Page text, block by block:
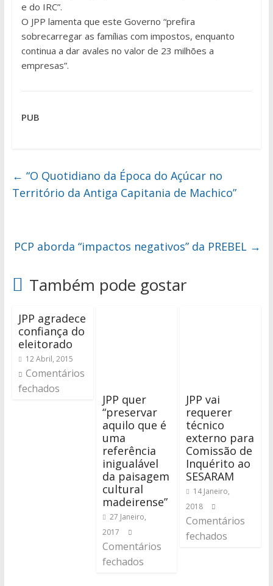
e do IRC”.
O JPP lamenta que este Governo “prefira
sobrecarregar as famílias com impostos, enquanto
continua a dar avales no valor de 23 milhões a
empresas”.
PUB
← “O Quotidiano da Época do Açúcar no
Território da Antiga Capitania de Machico”
PCP aborda “impactos negativos” da PREBEL →
Também pode gostar
JPP agradece
confiança do
eleitorado
12 Abril, 2015
Comentários
fechados
JPP quer
“preservar
aquilo que é
uma
referência
inigualável
da paisagem
cultural
madeirense”
27 Janeiro,
2017
Comentários
fechados
JPP vai
requerer
técnico
externo para
Comissão de
Inquérito ao
SESARAM
14 Janeiro,
2018
Comentários
fechados